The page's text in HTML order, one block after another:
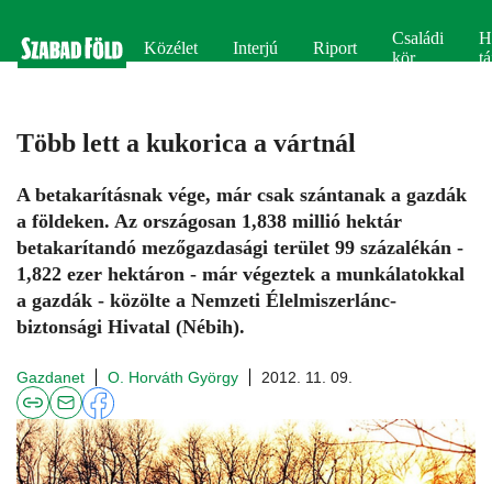
Közélet Interjú Riport
Családi
kör
Több lett a kukorica a vártnál
A betakarításnak vége, már csak szántanak a gazdák
a földeken. Az országosan 1,838 millió hektár
betakarítandó mezőgazdasági terület 99 százalékán -
1,822 ezer hektáron - már végeztek a munkálatokkal
a gazdák - közölte a Nemzeti Élelmiszerlánc-
biztonsági Hivatal (Nébih).
Gazdanet O. Horváth György 2012. 11. 09.